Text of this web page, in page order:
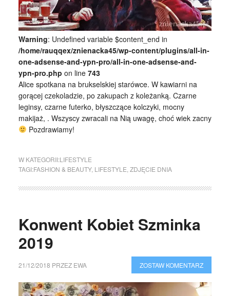
Warning: Undefined variable $content_end in
/home/rauqqex/znienacka45/wp-content/plugins/all-in-
one-adsense-and-ypn-pro/all-in-one-adsense-and-
ypn-pro.php on line 743
Alice spotkana na brukselskiej starówce. W kawiarni na
gorącej czekoladzie, po zakupach z koleżanką. Czarne
leginsy, czarne futerko, błyszczące kolczyki, mocny
makijaż, . Wszyscy zwracali na Nią uwagę, choć wiek zacny
Pozdrawiamy!
W KATEGORII:LIFESTYLE
TAGI:FASHION & BEAUTY, LIFESTYLE ZDJĘCIE DNIA
Konwent Kobiet Szminka
2019
21/12/2018 PRZEZ EWA ZOSTAW KOMENTARZ